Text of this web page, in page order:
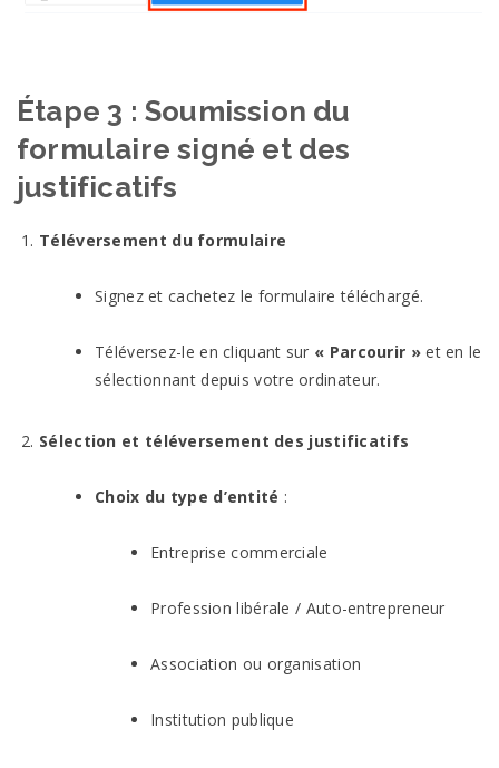
Étape 3 : Soumission du
formulaire signé et des
justificatifs
Téléversement du formulaire
Signez et cachetez le formulaire téléchargé.
Téléversez-le en cliquant sur « Parcourir »et en le
sélectionnant depuis votre ordinateur.
Sélection et téléversement des justificatifs
Choix du type d’entité :
Entreprise commerciale
Profession libérale / Auto-entrepreneur
Association ou organisation
Institution publique